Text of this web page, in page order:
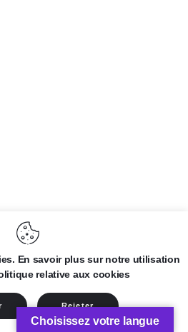
En savoir plus sur notre utilisation
relative aux cookies
Rejeter
Choisissez votre langue